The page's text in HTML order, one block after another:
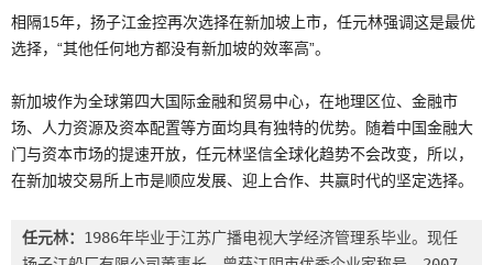
相隔15年，扬子江金控再次选择在新加坡上市，任元林强调这是最优
选择，“其他任何地方都没有新加坡的效率高”。
新加坡作为全球第四大国际金融和贸易中心，在地理区位、金融市
场、人力资源及资本配置等方面均具有独特的优势。随着中国金融大
门与资本市场的提速开放，任元林坚信全球化趋势不会改变，所以，
在新加坡交易所上市是顺应发展、迎上合作、共赢时代的坚定选择。
任元林： 1986年毕业于江苏广播电视大学经济管理系毕业。现任